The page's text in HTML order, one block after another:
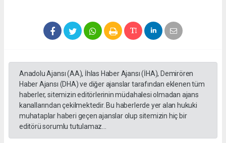
Anadolu Ajansı (AA), İhlas Haber Ajansı (İHA), Demirören
Haber Ajansı (DHA) ve diğer ajanslar tarafından eklenen tüm
haberler, sitemizin editörlerinin müdahalesi olmadan ajans
kanallarından çekilmektedir. Bu haberlerde yer alan hukuki
muhataplar haberi geçen ajanslar olup sitemizin hiç bir
editörü sorumlu tutulamaz...